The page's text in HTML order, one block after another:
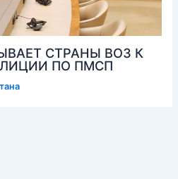
СТРАНЫ ВОЗ К
ПО ПМСП